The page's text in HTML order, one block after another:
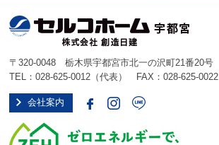
〒320-0048 栃木県宇都宮市北一の沢町21番20号
TEL：028-625-0012 （代表） FAX：028-625-0022
会社案内